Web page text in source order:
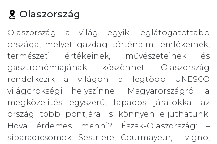
Olaszország
Olaszország a világ egyik leglátogatottabb
országa, melyet gazdag történelmi emlékeinek,
természeti értékeinek, művészeteinek és
gasztronómiájának köszönhet. Olaszország
rendelkezik a világon a legtöbb UNESCO
világörökségi helyszínnel. Magyarországról a
megközelítés egyszerű, fapados járatokkal az
ország több pontjára is könnyen eljuthatunk.
Hova érdemes menni? Észak-Olaszország: –
síparadicsomok: Sestriere, Courmayeur, Livigno,